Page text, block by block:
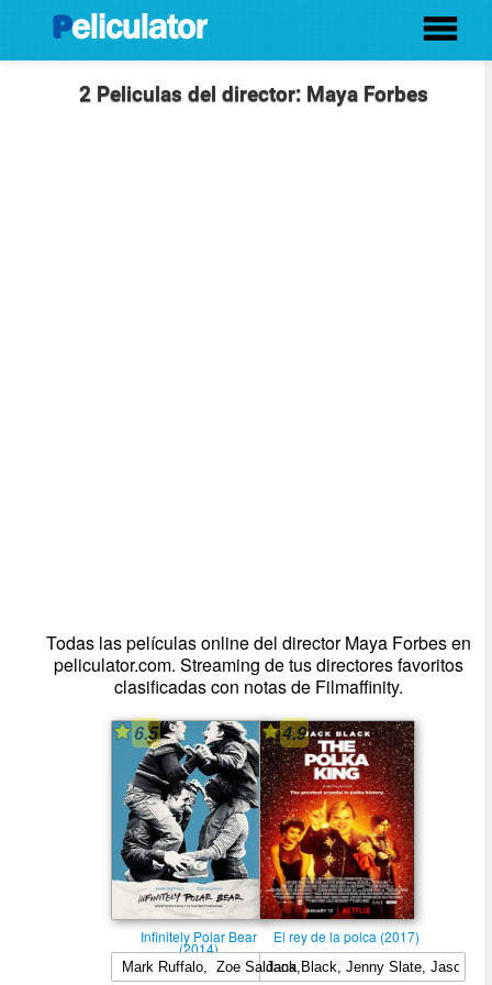
2 Peliculas del director: Maya Forbes
Todas las películas online del director Maya Forbes en
peliculator.com. Streaming de tus directores favoritos
clasificadas con notas de Filmaffinity.
6.5
Infinitely Polar Bear
(2014)
4.9
El rey de la polca (2017)